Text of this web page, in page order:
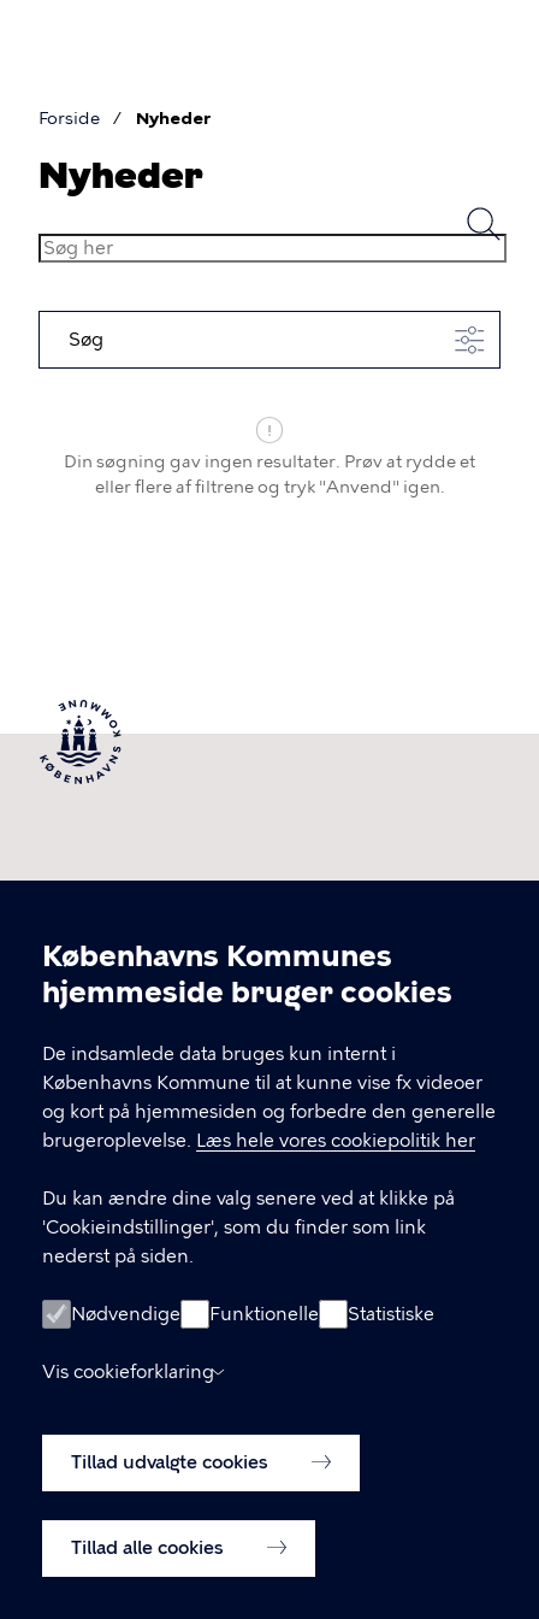
Cookieindstillinger
Københavns Kommunes
hjemmeside bruger cookies
De indsamlede data bruges kun internt i
Københavns Kommune til at kunne vise fx videoer
og kort på hjemmesiden og forbedre den generelle
brugeroplevelse. Læs hele vores cookiepolitik her
Du kan ændre dine valg senere ved at klikke på
'Cookieindstillinger', som du finder som link
nederst på siden.
Nødvendige Funktionelle Statistiske
Vis cookieforklaring
Tillad udvalgte cookies
Tillad alle cookies
Forside Nyheder
Nyheder
SØG
Søg
Din søgning gav ingen resultater. Prøv at rydde et
eller flere af filtrene og tryk "Anvend" igen.
Klima
KONTAKT
klimaogbyudvikling@kk.dk
LINKS
Presse
Cookiepolitik
Cookieindstillinger